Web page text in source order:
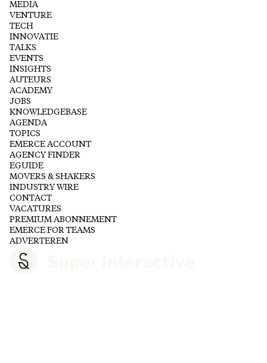
MEDIA
VENTURE
TECH
INNOVATIE
TALKS
EVENTS
INSIGHTS
AUTEURS
ACADEMY
JOBS
KNOWLEDGEBASE
AGENDA
TOPICS
EMERCE ACCOUNT
AGENCY FINDER
EGUIDE
MOVERS & SHAKERS
INDUSTRY WIRE
CONTACT
VACATURES
PREMIUM ABONNEMENT
EMERCE FOR TEAMS
ADVERTEREN